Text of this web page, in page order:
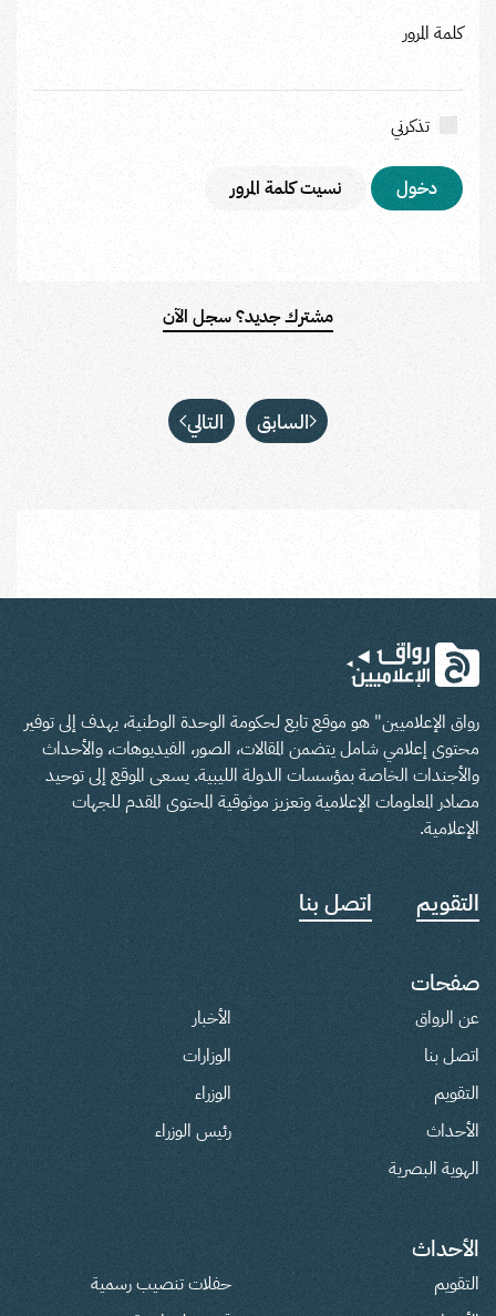
كلمة المرور
تذكرني
نسيت كلمة المرور
مشترك جديد؟ سجل الآن
السابق التالي
رواق الإعلاميين" هو موقع تابع لحكومة الوحدة الوطنية، يهدف إلى توفير
محتوى إعلامي شامل يتضمن المقالات، الصور، الفيديوهات، والأحداث
والأجندات الخاصة بمؤسسات الدولة الليبية. يسعى الموقع إلى توحيد
مصادر المعلومات الإعلامية وتعزيز موثوقية المحتوى المقدم للجهات
الإعلامية.
التقويم اتصل بنا
صفحات
عن الرواق
اتصل بنا
التقويم
الأحداث
الهوية البصرية
الأخبار
الوزارات
الوزراء
رئيس الوزراء
الأحداث
التقويم
حفلات تنصيب رسمية